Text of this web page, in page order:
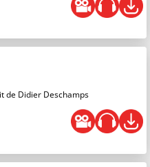
de Didier Deschamps